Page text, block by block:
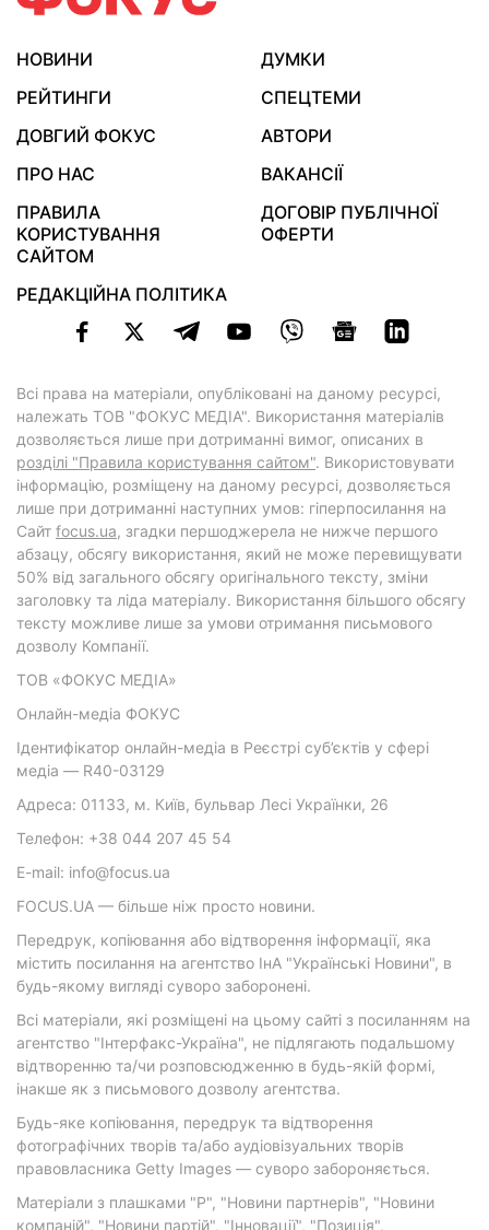
НОВИНИ
ДУМКИ
РЕЙТИНГИ
СПЕЦТЕМИ
ДОВГИЙ ФОКУС
АВТОРИ
ПРО НАС
ВАКАНСІЇ
ПРАВИЛА
КОРИСТУВАННЯ
САЙТОМ
ДОГОВІР ПУБЛІЧНОЇ
ОФЕРТИ
РЕДАКЦІЙНА ПОЛІТИКА
Всі права на матеріали, опубліковані на даному ресурсі,
належать ТОВ "ФОКУС МЕДІА". Використання матеріалів
дозволяється лише при дотриманні вимог, описаних в
розділі "Правила користування сайтом". Використовувати
інформацію, розміщену на даному ресурсі, дозволяється
лише при дотриманні наступних умов: гіперпосилання на
Cайт focus.ua, згадки першоджерела не нижче першого
абзацу, обсягу використання, який не може перевищувати
50% від загального обсягу оригінального тексту, зміни
заголовку та ліда матеріалу. Використання більшого обсягу
тексту можливе лише за умови отримання письмового
дозволу Компанії.
ТОВ «ФОКУС МЕДІА»
Онлайн-медіа ФОКУС
Ідентифікатор онлайн-медіа в Реєстрі суб’єктів у сфері
медіа — R40-03129
Адреса: 01133, м. Київ, бульвар Лесі Українки, 26
Телефон: +38 044 207 45 54
E-mail: info@focus.ua
FOCUS.UA — більше ніж просто новини.
Передрук, копіювання або відтворення інформації, яка
містить посилання на агентство ІнА "Українські Новини", в
будь-якому вигляді суворо заборонені.
Всі матеріали, які розміщені на цьому сайті з посиланням на
агентство "Інтерфакс-Україна", не підлягають подальшому
відтворенню та/чи розповсюдженню в будь-якій формі,
інакше як з письмового дозволу агентства.
Будь-яке копіювання, передрук та відтворення
фотографічних творів та/або аудіовізуальних творів
правовласника Getty Images — суворо забороняється.
Матеріали з плашками "Р", "Новини партнерів", "Новини
компаній", "Новини партій", "Інновації", "Позиція",